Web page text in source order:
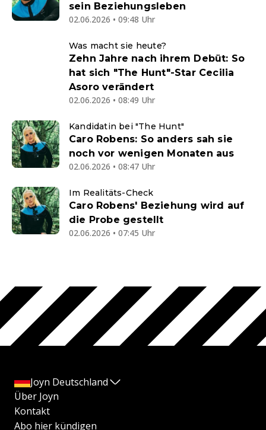
sein Beziehungsleben
02.06.2026 • 09:48 Uhr
Was macht sie heute?
Zehn Jahre nach ihrem Debüt: So
hat sich "The Hunt"-Star Cecilia
Asoro verändert
02.06.2026 • 08:49 Uhr
Kandidatin bei "The Hunt"
Caro Robens: So anders sah sie
noch vor wenigen Monaten aus
02.06.2026 • 08:47 Uhr
Im Realitäts-Check
Caro Robens' Beziehung wird auf
die Probe gestellt
02.06.2026 • 07:45 Uhr
Joyn Deutschland
Über Joyn
Kontakt
Abo hier kündigen